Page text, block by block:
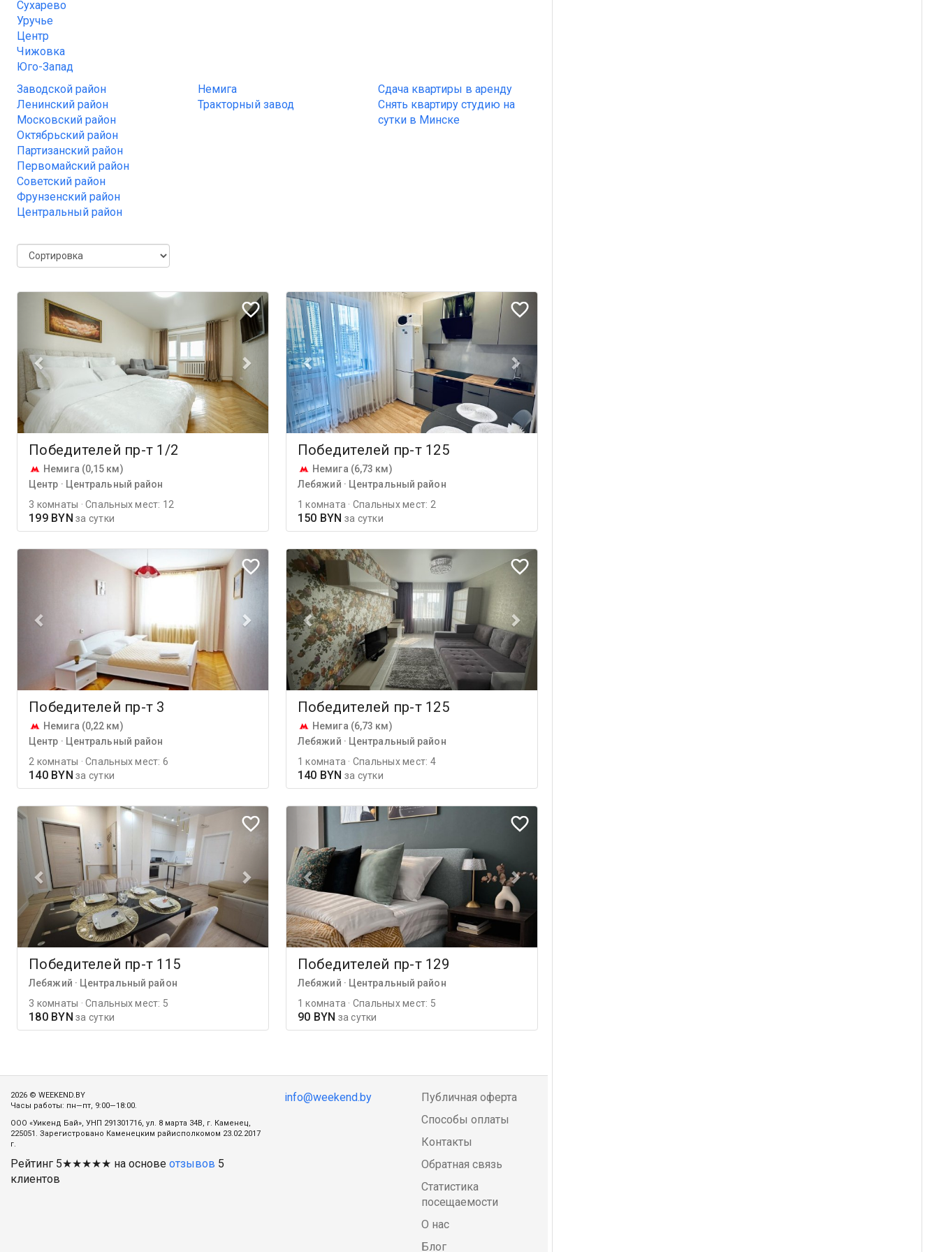
Сухарево
Уручье
Центр
Чижовка
Юго-Запад
Заводской район
Ленинский район
Московский район
Октябрьский район
Партизанский район
Первомайский район
Советский район
Фрунзенский район
Центральный район
Немига
Тракторный завод
Сдача квартиры в аренду
Снять квартиру студию на
сутки в Минске
Победителей пр-т 1/2
Немига (0,15 км)
Центр · Центральный район
3 комнаты · Спальных мест: 12
199 BYN за сутки
Победителей пр-т 125
Немига (6,73 км)
Лебяжий · Центральный район
1 комната · Спальных мест: 2
150 BYN за сутки
Победителей пр-т 3
Немига (0,22 км)
Центр · Центральный район
2 комнаты · Спальных мест: 6
140 BYN за сутки
Победителей пр-т 125
Немига (6,73 км)
Лебяжий · Центральный район
1 комната · Спальных мест: 4
140 BYN за сутки
Победителей пр-т 115
Лебяжий · Центральный район
3 комнаты · Спальных мест: 5
180 BYN за сутки
Победителей пр-т 129
Лебяжий · Центральный район
1 комната · Спальных мест: 5
90 BYN за сутки
2026 © WEEKEND.BY
Часы работы: пн—пт, 9:00—18:00.
ООО «Уикенд Бай», УНП 291301716, ул. 8 марта 34В, г. Каменец,
225051. Зарегистровано Каменецким райисполкомом 23.02.2017
г.
Рейтинг 5★★★★★ на основе отзывов 5
клиентов
info@weekend.by
Публичная оферта
Способы оплаты
Контакты
Обратная связь
Статистика
посещаемости
О нас
Блог